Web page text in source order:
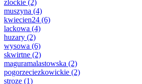
zlockie (2)
muszyna (4)
kwiecien24 (6)
lackowa (4)
huzary (2)
wysowa (6)
skwirtne (2)
maguramalastowska (2)
pogorzeciezkowickie (2)
stroze (1)